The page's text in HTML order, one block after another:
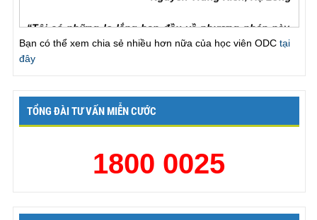
nhưng sau khi thực sự áp dụng tôi đã thực sự thấy
kết quả” “Khi biết tới ODC tôi đã nghĩ nếu tham gia thì
sẽ rất xấu hổ. Tuy nhiên thực sự vấn đề này đã kéo
quyết định tham gia chương trình. Hiện giờ tôi đã kết
thúc 30 ngày và đã có thể kiểm soát việc xuất theo ý
vọng khi không thể thực hiện nó.”“Tôi nghĩ tôi
Bạn có thể xem chia sẻ nhiều hơn nữa của học viên ODC tại
đây
TỔNG ĐÀI TƯ VẤN MIỄN CƯỚC
1800 0025